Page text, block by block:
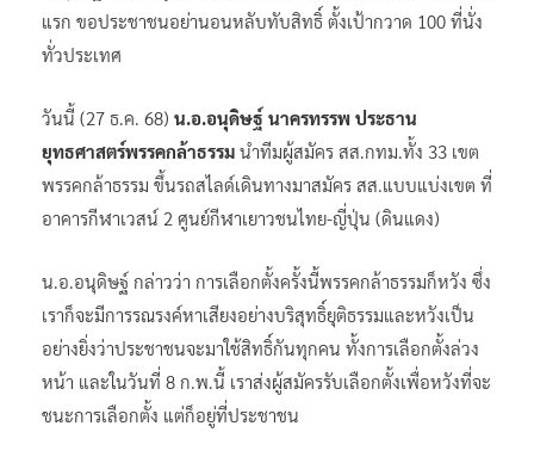
แรก ขอประชาชนอย่านอนหลับทับสิทธิ์ ตั้งเป้ากวาด 100 ที่นั่ง
ทั่วประเทศ
วันนี้ (27 ธ.ค. 68) น.อ.อนุดิษฐ์ นาครทรรพ ประธาน
ยุทธศาสตร์พรรคกล้าธรรม นำทีมผู้สมัคร สส.กทม.ทั้ง 33 เขต
พรรคกล้าธรรม ขึ้นรถสไลด์เดินทางมาสมัคร สส.แบบแบ่งเขต ที่
อาคารกีฬาเวสน์ 2 ศูนย์กีฬาเยาวชนไทย-ญี่ปุ่น (ดินแดง)
น.อ.อนุดิษฐ์ กล่าวว่า การเลือกตั้งครั้งนี้พรรคกล้าธรรมก็หวัง ซึ่ง
เราก็จะมีการรณรงค์หาเสียงอย่างบริสุทธิ์ยุติธรรมและหวังเป็น
อย่างยิ่งว่าประชาชนจะมาใช้สิทธิ์กันทุกคน ทั้งการเลือกตั้งล่วง
หน้า และในวันที่ 8 ก.พ.นี้ เราส่งผู้สมัครรับเลือกตั้งเพื่อหวังที่จะ
ชนะการเลือกตั้ง แต่ก็อยู่ที่ประชาชน